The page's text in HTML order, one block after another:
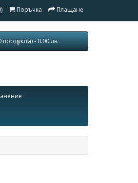
Поръчка Плащане
продукт(а) - 0.00 лв.